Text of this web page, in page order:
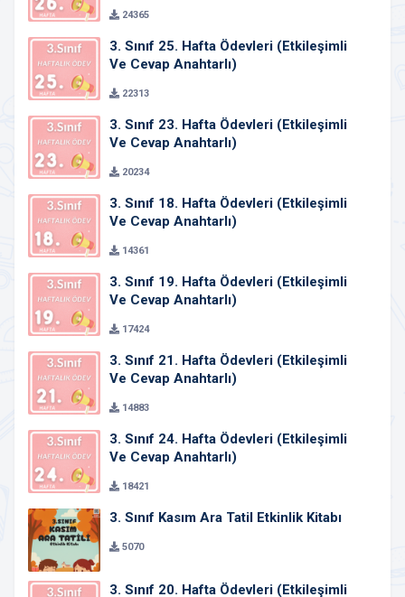
24365
3. Sınıf 25. Hafta Ödevleri (Etkileşimli
Ve Cevap Anahtarlı)
22313
3. Sınıf 23. Hafta Ödevleri (Etkileşimli
Ve Cevap Anahtarlı)
20234
3. Sınıf 18. Hafta Ödevleri (Etkileşimli
Ve Cevap Anahtarlı)
14361
3. Sınıf 19. Hafta Ödevleri (Etkileşimli
Ve Cevap Anahtarlı)
17424
3. Sınıf 21. Hafta Ödevleri (Etkileşimli
Ve Cevap Anahtarlı)
14883
3. Sınıf 24. Hafta Ödevleri (Etkileşimli
Ve Cevap Anahtarlı)
18421
3. Sınıf Kasım Ara Tatil Etkinlik Kitabı
5070
3. Sınıf 20. Hafta Ödevleri (Etkileşimli